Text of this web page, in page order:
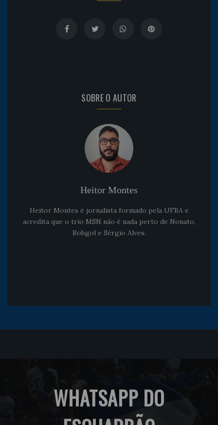
SOBRE O AUTOR
Heitor Montes
Heitor Montes é jornalista formado pela UFBA e
acredita que o trio MSN não é nada perto de Nonato,
Robgol e Sérgio Alves.
WHATSAPP DO